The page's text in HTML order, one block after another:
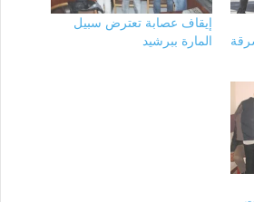
إيقاف عصابة تعترض سبيل
المارة ببرشيد